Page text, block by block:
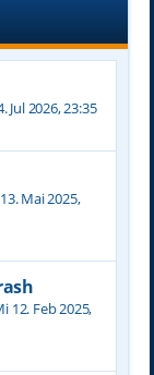
Jul 2026, 23:35
Mai 2025,
12. Feb 2025,